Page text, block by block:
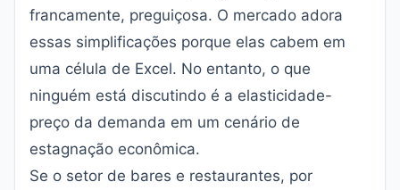
francamente, preguiçosa. O mercado adora
essas simplificações porque elas cabem em
uma célula de Excel. No entanto, o que
ninguém está discutindo é a elasticidade-
preço da demanda em um cenário de
estagnação econômica.
Se o setor de bares e restaurantes, por